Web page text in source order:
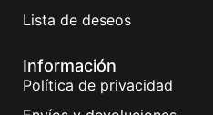
Lista de deseos
Información
Política de privacidad